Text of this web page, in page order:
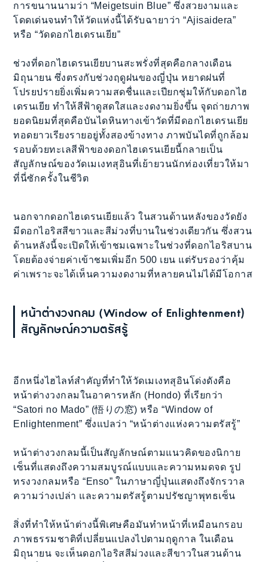
การขนานนามว่า “Meigetsuin Blue” ซึ่งสวยงามและ
โดดเด่นจนทำให้วัดแห่งนี้ได้รับฉายาว่า “Ajisaidera”
หรือ “วัดดอกไฮเดรนเยีย”
ช่วงที่ดอกไฮเดรนเยียบานสะพรั่งที่สุดคือกลางเดือน
มิถุนายน ซึ่งตรงกับช่วงฤดูฝนของญี่ปุ่น หยาดฝนที่
โปรยปรายยิ่งเพิ่มความสดชื่นและเปียกชุ่มให้กับดอกไฮ
เดรนเยีย ทำให้สีฟ้าดูสดใสและงดงามยิ่งขึ้น จุดถ่ายภาพ
ยอดนิยมที่สุดคือบันไดหินทางเข้าวัดที่มีดอกไฮเดรนเยีย
ทอดยาวเรียงรายอยู่ทั้งสองข้างทาง ภาพบันไดที่ถูกล้อม
รอบด้วยทะเลสีฟ้าของดอกไฮเดรนเยียนี้กลายเป็น
สัญลักษณ์ของวัดเมเงทสุอินที่เย้ายวนนักท่องเที่ยวให้มา
ที่นี่ซักครั้งในชีวิต
นอกจากดอกไฮเดรนเยียแล้ว ในสวนด้านหลังของวัดยัง
มีดอกไอริสสีขาวและสีม่วงที่บานในช่วงเดียวกัน ซึ่งสวน
ด้านหลังนี้จะเปิดให้เข้าชมเฉพาะในช่วงที่ดอกไอริสบาน
โดยต้องจ่ายค่าเข้าชมเพิ่มอีก 500 เยน แต่รับรองว่าคุ้ม
ค่าเพราะจะได้เห็นความงดงามที่หลายคนไม่ได้มีโอกาส
หน้าต่างวงกลม (Window of Enlightenment)
สัญลักษณ์ความตรัสรู้
อีกหนึ่งไฮไลท์สำคัญที่ทำให้วัดเมเงทสุอินโด่งดังคือ
หน้าต่างวงกลมในอาคารหลัก (Hondo) ที่เรียกว่า
“Satori no Mado” (悟りの窓) หรือ “Window of
Enlightenment” ซึ่งแปลว่า “หน้าต่างแห่งความตรัสรู้”
หน้าต่างวงกลมนี้เป็นสัญลักษณ์ตามแนวคิดของนิกาย
เซ็นที่แสดงถึงความสมบูรณ์แบบและความหมดจด รูป
ทรงวงกลมหรือ “Enso” ในภาษาญี่ปุ่นแสดงถึงจักรวาล
ความว่างเปล่า และความตรัสรู้ตามปรัชญาพุทธเซ็น
สิ่งที่ทำให้หน้าต่างนี้พิเศษคือมันทำหน้าที่เหมือนกรอบ
ภาพธรรมชาติที่เปลี่ยนแปลงไปตามฤดูกาล ในเดือน
มิถุนายน จะเห็นดอกไอริสสีม่วงและสีขาวในสวนด้าน